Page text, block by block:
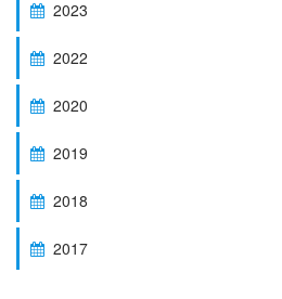
2023
2022
2020
2019
2018
2017